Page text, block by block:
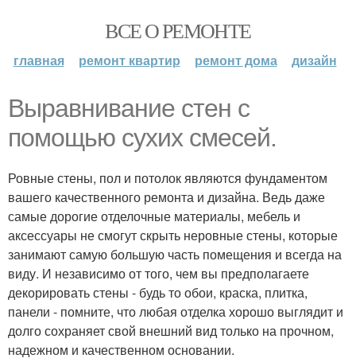
ВСЕ О РЕМОНТЕ
главная ремонт квартир ремонт дома дизайн
Выравнивание стен с
помощью сухих смесей.
Ровные стены, пол и потолок являются фундаментом
вашего качественного ремонта и дизайна. Ведь даже
самые дорогие отделочные материалы, мебель и
аксессуары не смогут скрыть неровные стены, которые
занимают самую большую часть помещения и всегда на
виду. И независимо от того, чем вы предполагаете
декорировать стены - будь то обои, краска, плитка,
панели - помните, что любая отделка хорошо выглядит и
долго сохраняет свой внешний вид только на прочном,
надежном и качественном основании.